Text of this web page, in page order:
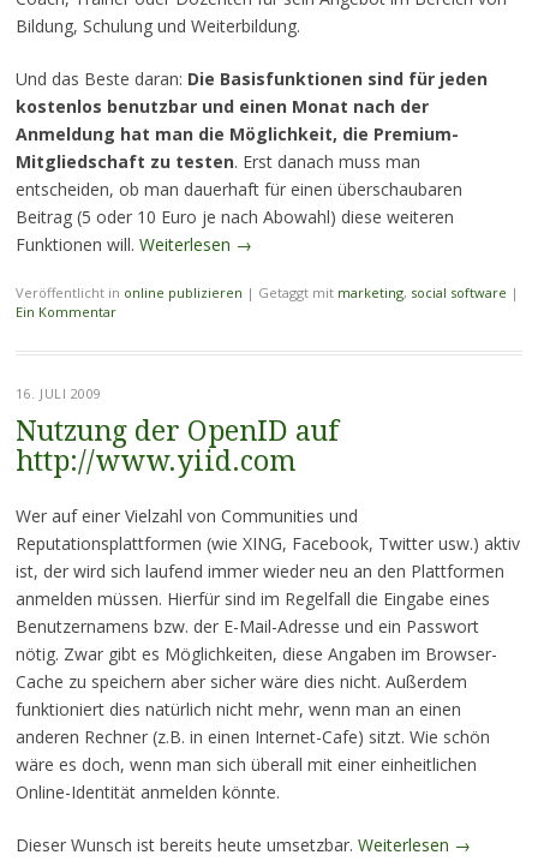
Bildung, Schulung und Weiterbildung.
Und das Beste daran: Die Basisfunktionen sind für jeden
kostenlos benutzbar und einen Monat nach der
Anmeldung hat man die Möglichkeit, die Premium-
Mitgliedschaft zu testen. Erst danach muss man
entscheiden, ob man dauerhaft für einen überschaubaren
Beitrag (5 oder 10 Euro je nach Abowahl) diese weiteren
Funktionen will. Weiterlesen →
Veröffentlicht in online publizieren | Getaggt mit marketing, social software |
Ein Kommentar
16. JULI 2009
Nutzung der OpenID auf
http://www.yiid.com
Wer auf einer Vielzahl von Communities und
Reputationsplattformen (wie XING, Facebook, Twitter usw.) aktiv
ist, der wird sich laufend immer wieder neu an den Plattformen
anmelden müssen. Hierfür sind im Regelfall die Eingabe eines
Benutzernamens bzw. der E-Mail-Adresse und ein Passwort
nötig. Zwar gibt es Möglichkeiten, diese Angaben im Browser-
Cache zu speichern aber sicher wäre dies nicht. Außerdem
funktioniert dies natürlich nicht mehr, wenn man an einen
anderen Rechner (z.B. in einen Internet-Cafe) sitzt. Wie schön
wäre es doch, wenn man sich überall mit einer einheitlichen
Online-Identität anmelden könnte.
Dieser Wunsch ist bereits heute umsetzbar. Weiterlesen →